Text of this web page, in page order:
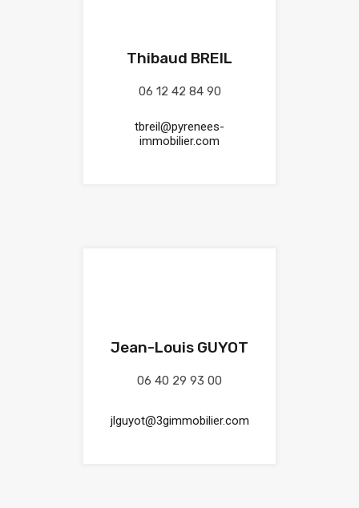
Thibaud BREIL
06 12 42 84 90
tbreil@pyrenees-
immobilier.com
Jean-Louis GUYOT
06 40 29 93 00
jlguyot@3gimmobilier.com